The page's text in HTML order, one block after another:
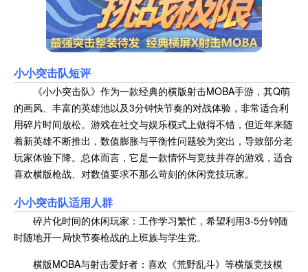
小小突击队短评
《小小突击队》作为一款经典的横版射击MOBA手游，其Q萌
的画风、丰富的英雄池以及3分钟快节奏的对战体验，非常适合利
用碎片时间放松。游戏在社交与娱乐模式上做得不错，但近年来随
着新英雄不断推出，数值膨胀与平衡性问题较为突出，导致部分老
玩家体验下降。总体而言，它是一款情怀与竞技并存的游戏，适合
喜欢横版枪战、对数值要求不那么苛刻的休闲竞技玩家。
小小突击队适用人群
碎片化时间的休闲玩家：工作学习繁忙，希望利用3-5分钟随
时随地开一局快节奏枪战的上班族与学生党。
横版MOBA与射击爱好者：喜欢《荒野乱斗》等横版竞技模